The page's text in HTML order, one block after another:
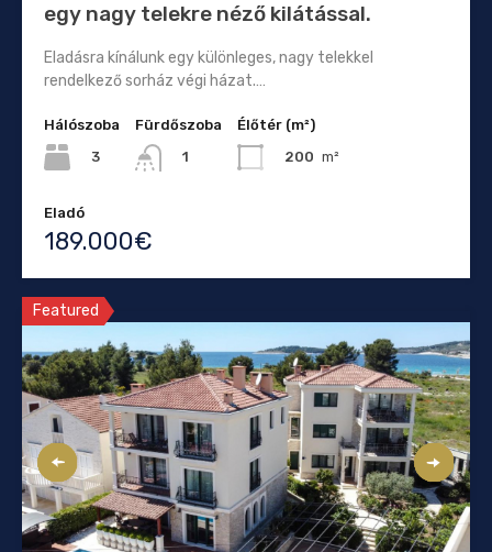
egy nagy telekre néző kilátással.
Eladásra kínálunk egy különleges, nagy telekkel
rendelkező sorház végi házat.…
Hálószoba
3
Fürdőszoba
1
Élőtér (m²)
200 m²
Eladó
189.000€
Featured